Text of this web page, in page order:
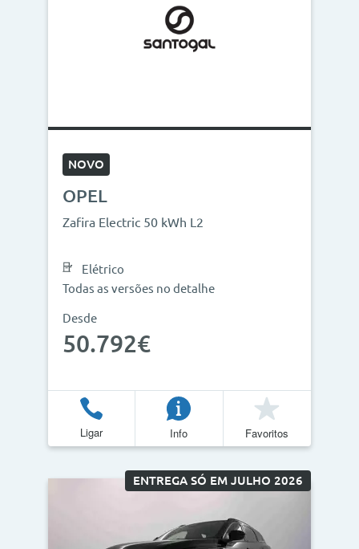
NOVO
OPEL
Zafira Electric 50 kWh L2
Elétrico
Todas as versões no detalhe
Desde
50.792€
Ligar Info Favoritos
ENTREGA SÓ EM JULHO 2026